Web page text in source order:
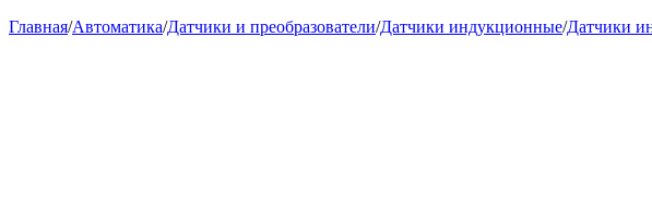
Главная/Автоматика/Датчики и преобразователи/Датчики индукционные/Датчики